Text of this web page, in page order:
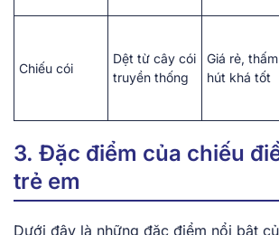
Chiếu cói
Dệt từ cây cói
truyền thống
Giá rẻ, thấm
hút khá tốt
3. Đặc điểm của chiếu
trẻ em
Dưới đây là những đặc điểm nổi bật